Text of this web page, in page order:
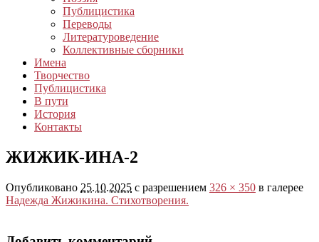
Публицистика
Переводы
Литературоведение
Коллективные сборники
Имена
Творчество
Публицистика
В пути
История
Контакты
ЖИЖИК-ИНА-2
Опубликовано 25.10.2025 с разрешением 326 × 350 в галерее
Надежда Жижикина. Стихотворения.